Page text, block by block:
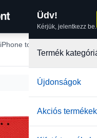
Üdv!
Kérjük, jelentkezz be.
Termék
Újdonságok
Akciós termékek
iPhone tokok